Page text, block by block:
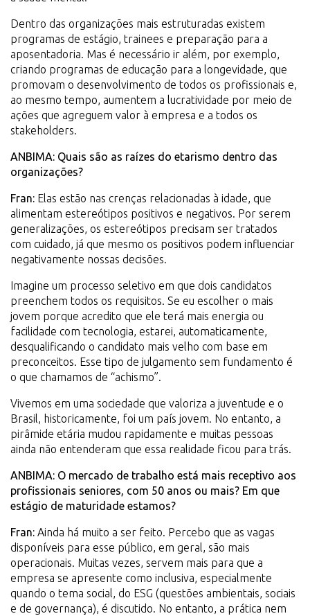
Dentro das organizações mais estruturadas existem
programas de estágio, trainees e preparação para a
aposentadoria. Mas é necessário ir além, por exemplo,
criando programas de educação para a longevidade, que
promovam o desenvolvimento de todos os profissionais e,
ao mesmo tempo, aumentem a lucratividade por meio de
ações que agreguem valor à empresa e a todos os
stakeholders.
ANBIMA: Quais são as raízes do etarismo dentro das
organizações?
Fran: Elas estão nas crenças relacionadas à idade, que
alimentam estereótipos positivos e negativos. Por serem
generalizações, os estereótipos precisam ser tratados
com cuidado, já que mesmo os positivos podem influenciar
negativamente nossas decisões.
Imagine um processo seletivo em que dois candidatos
preenchem todos os requisitos. Se eu escolher o mais
jovem porque acredito que ele terá mais energia ou
facilidade com tecnologia, estarei, automaticamente,
desqualificando o candidato mais velho com base em
preconceitos. Esse tipo de julgamento sem fundamento é
o que chamamos de “achismo”.
Vivemos em uma sociedade que valoriza a juventude e o
Brasil, historicamente, foi um país jovem. No entanto, a
pirâmide etária mudou rapidamente e muitas pessoas
ainda não entenderam que essa realidade ficou para trás.
ANBIMA: O mercado de trabalho está mais receptivo aos
profissionais seniores, com 50 anos ou mais? Em que
estágio de maturidade estamos?
Fran: Ainda há muito a ser feito. Percebo que as vagas
disponíveis para esse público, em geral, são mais
operacionais. Muitas vezes, servem mais para que a
empresa se apresente como inclusiva, especialmente
quando o tema social, do ESG (questões ambientais, sociais
e de governança), é discutido. No entanto, a prática nem